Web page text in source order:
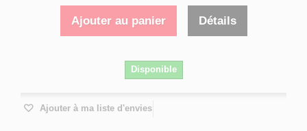
Ajouter au panier Détails
Disponible
Ajouter à ma liste d'envies